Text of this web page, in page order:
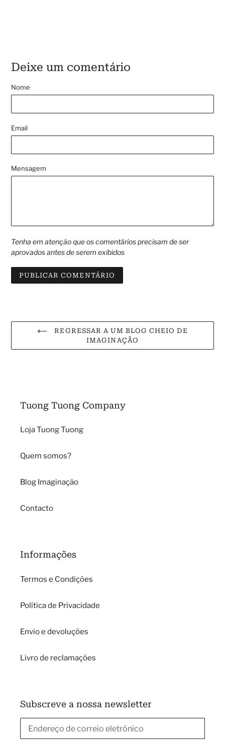
Deixe um comentário
Nome
Email
Mensagem
Tenha em atenção que os comentários precisam de ser
aprovados antes de serem exibidos
REGRESSAR A UM BLOG CHEIO DE
IMAGINAÇÃO
Tuong Tuong Company
Loja Tuong Tuong
Quem somos?
Blog Imaginação
Contacto
Informações
Termos e Condições
Política de Privacidade
Envio e devoluções
Livro de reclamações
Subscreve a nossa newsletter